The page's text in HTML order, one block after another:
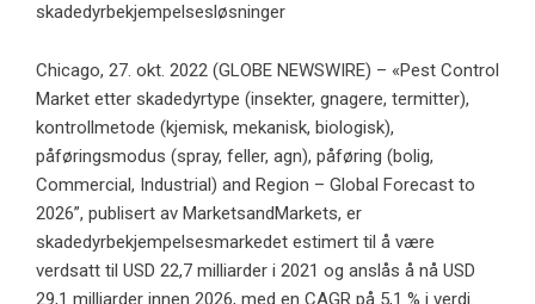
skadedyrbekjempelsesløsninger
Chicago, 27. okt. 2022 (GLOBE NEWSWIRE) – «Pest Control
Market etter skadedyrtype (insekter, gnagere, termitter),
kontrollmetode (kjemisk, mekanisk, biologisk),
påføringsmodus (spray, feller, agn), påføring (bolig,
Commercial, Industrial) and Region – Global Forecast to
2026”, publisert av MarketsandMarkets, er
skadedyrbekjempelsesmarkedet estimert til å være
verdsatt til USD 22,7 milliarder i 2021 og anslås å nå USD
29,1 milliarder innen 2026, med en CAGR på 5,1 % i verdi.